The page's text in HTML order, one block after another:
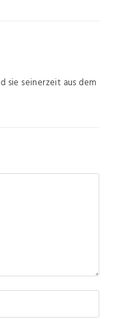
sie seinerzeit aus dem